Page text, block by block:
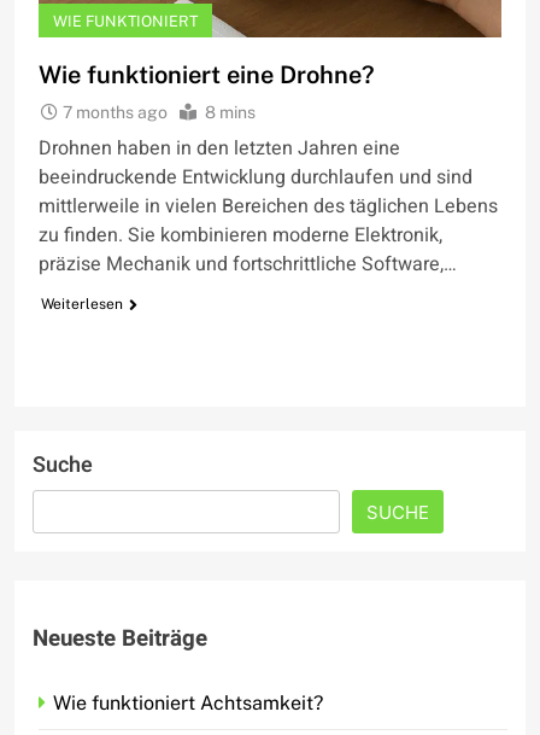
WIE FUNKTIONIERT
Wie funktioniert eine Drohne?
7 months ago 8 mins
Drohnen haben in den letzten Jahren eine
beeindruckende Entwicklung durchlaufen und sind
mittlerweile in vielen Bereichen des täglichen Lebens
zu finden. Sie kombinieren moderne Elektronik,
präzise Mechanik und fortschrittliche Software,…
Weiterlesen
Suche
SUCHE
Neueste Beiträge
Wie funktioniert Achtsamkeit?